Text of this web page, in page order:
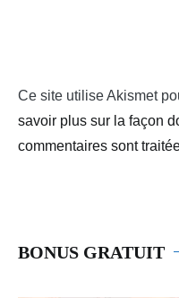
Ce site utilise Akismet
savoir plus sur la façon
commentaires sont
BONUS GRATUIT